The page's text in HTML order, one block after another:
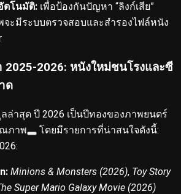
ตโนมัติ: เพื่อป้องกันปัญหา “ลิงก์เสีย”
ะมีระบบตรวจสอบและสำรองไฟล์หนัง
2025-2026: หนังใหม่ชนโรงและซี
ด
ล่าสุด ปี 2026 เป็นปีทองของภาพยนตร์
ภาพ
โดยมีรายการที่น่าสนใจดังนี้:
Minions & Monsters (2026), Toy Story
Super Mario Galaxy Movie (2026)